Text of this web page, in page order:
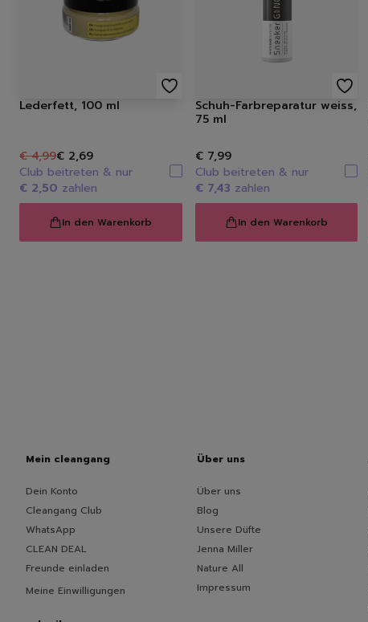
Lederfett, 100 ml
€ 4,99€ 2,69
Club beitreten & nur
€ 2,50 zahlen
In den Warenkorb
Schuh-Farbreparatur weiss,
75 ml
€ 7,99
Club beitreten & nur
€ 7,43 zahlen
In den Warenkorb
Mein cleangang
Dein Konto
Cleangang Club
WhatsApp
CLEAN DEAL
Freunde einladen
Meine Einwilligungen
Über uns
Über uns
Blog
Unsere Düfte
Jenna Miller
Nature All
Impressum